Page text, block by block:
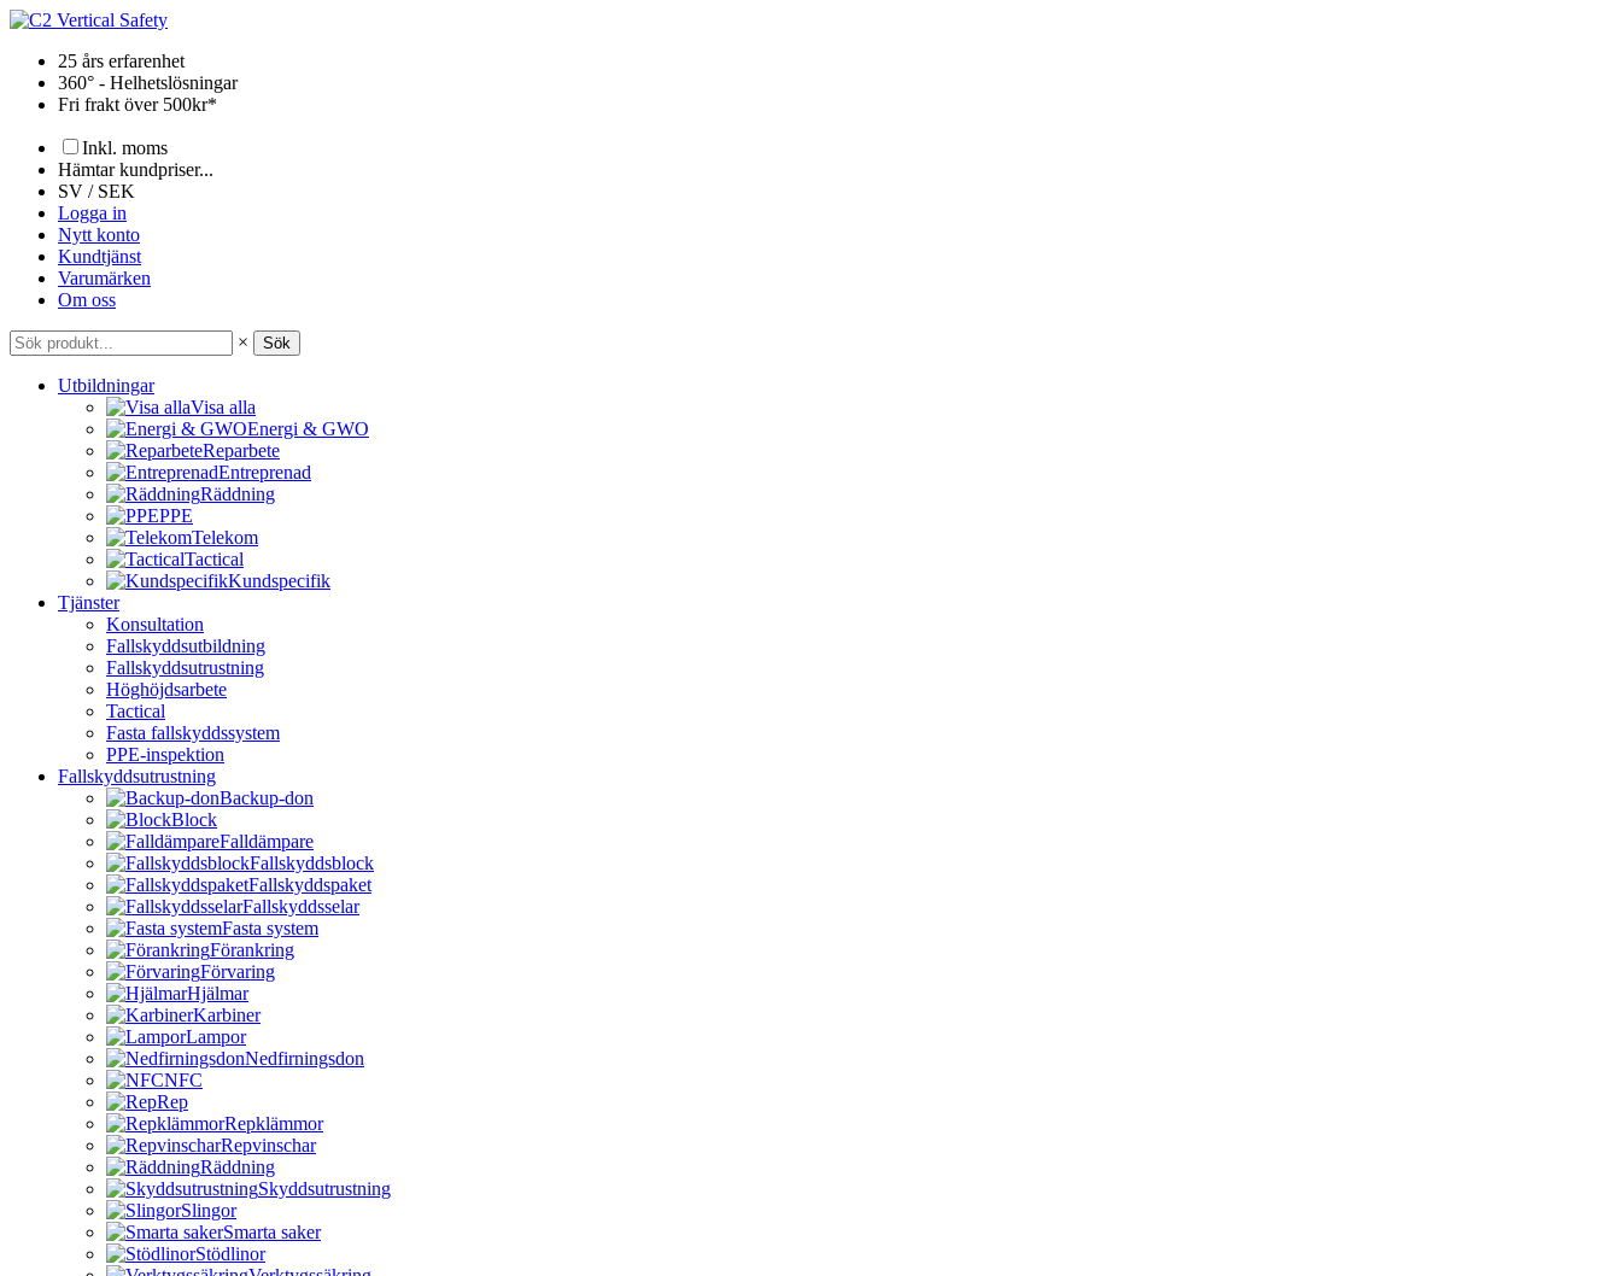
Hoppa
innehåll25 års erfarenhet
360° - Helhetslösningar
Fri frakt över 500kr*
Inkl. moms
Hämtar kundpriser...
SV / SEK
Logga in
Nytt konto
Kundtjänst
Varumärken
Om oss
× Sök
Utbildningar
Visa alla
Energi & GWO
Reparbete
Entreprenad
Räddning
PPE
Telekom
Tactical
Kundspecifik
Tjänster
Konsultation
Fallskyddsutbildning
Fallskyddsutrustning
Höghöjdsarbete
Tactical
Fasta fallskyddssystem
PPE-inspektion
Fallskyddsutrustning
Backup-don
Block
Falldämpare
Fallskyddsblock
Fallskyddspaket
Fallskyddsselar
Fasta system
Förankring
Förvaring
Hjälmar
Karbiner
Lampor
Nedfirningsdon
NFC
Rep
Repklämmor
Repvinschar
Räddning
Skyddsutrustning
Slingor
Smarta saker
Stödlinor